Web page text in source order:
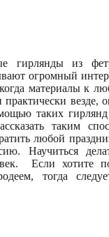
гирлянды из
огромный
материалы к
везде,
таких
таким
любой
Научиться
Если хотите
тогда